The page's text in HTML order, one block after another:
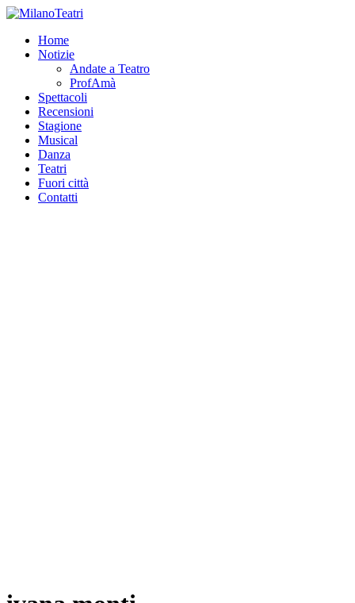
Home
Notizie
Andate a Teatro
ProfAmà
Spettacoli
Recensioni
Stagione
Musical
Danza
Teatri
Fuori città
Contatti